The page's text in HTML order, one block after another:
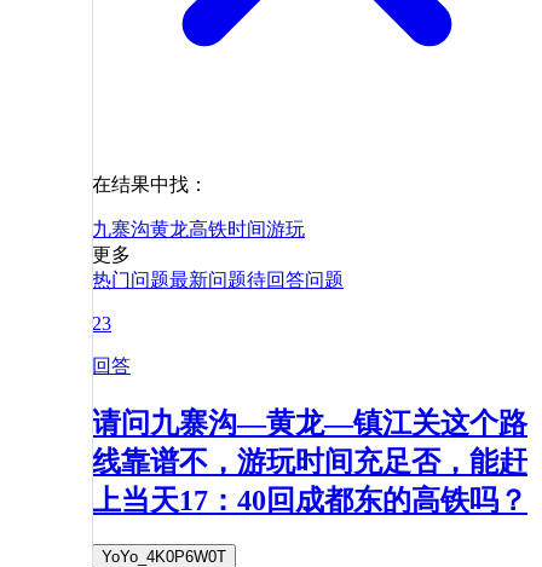
在结果中找：
九寨沟黄龙高铁时间游玩
更多
热门问题最新问题待回答问题
23
回答
请问九寨沟—黄龙—镇江关这个路
线靠谱不，游玩时间充足否，能赶
上当天17：40回成都东的高铁吗？
YoYo_4K0P6W0T